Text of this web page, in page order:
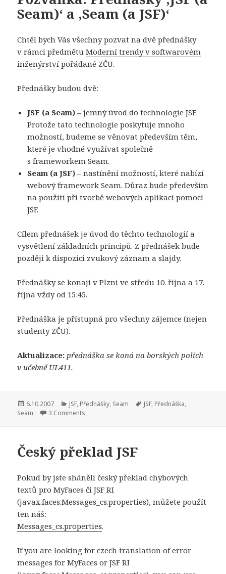
Seam)‘ a ‚Seam (a JSF)‘
Chtěl bych Vás všechny pozvat na dvě přednášky
v rámci předmětuModerní trendy v softwarovém
inženýrství pořádané ZČU.
Přednášky budou dvě:
JSF (a Seam) – jemný úvod do technologie JSF.
Protože tato technologie poskytuje mnoho
možností, budeme se věnovat především těm,
které je vhodné využívat společně
s frameworkem Seam.
Seam (a JSF) – nastínění možností, které nabízí
webový framework Seam. Důraz bude především
na použití při tvorbě webových aplikací pomocí
JSF.
Cílem přednášek je úvod do těchto technologií a
vysvětlení základních principů. Z přednášek bude
později k dispozici zvukový záznam a slajdy.
Přednášky se konají v Plzni ve středu 10. října a 17.
října vždy od 15:45.
Přednáška je přístupná pro všechny zájemce (nejen
studenty ZČU).
Aktualizace: přednáška se koná na borských polích
v učebně UL411.
Publikováno:
6.10.2007 Rubriky:
JSF, Přednášky, Seam Štítky:
JSF, Přednáška,
Seam
3 Comments
Český překlad JSF
Pokud by jste sháněli český překlad chybových
textů pro MyFaces či JSF RI
(javax.faces.Messages_cs.properties), můžete použít
ten náš:
Messages_cs.properties.
If you are looking for czech translation of error
messages for MyFaces or JSF RI